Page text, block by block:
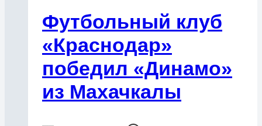
Футбольный клуб
«Краснодар»
победил «Динамо»
из Махачкалы